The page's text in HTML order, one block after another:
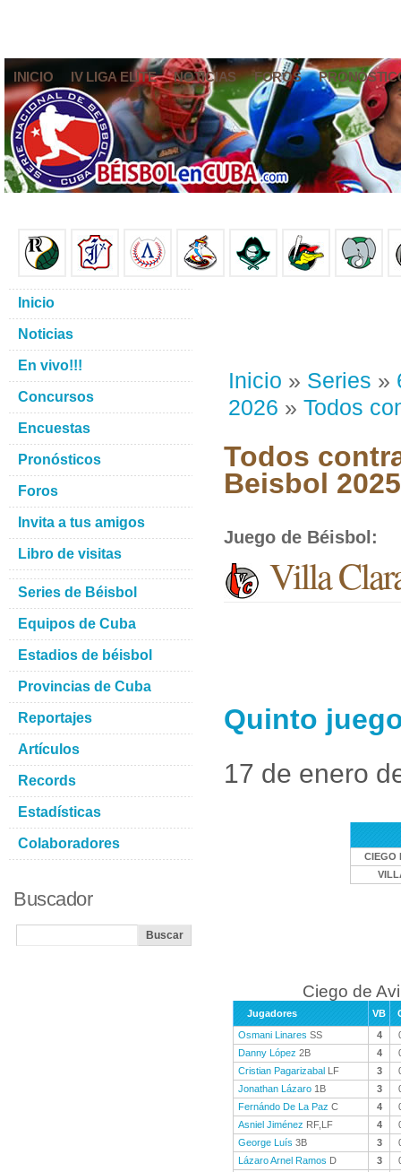
INICIO IV LIGA ELITE NOTICIAS FOROS
Inicio » Series »
2026 » Todos
Todos
Beisbol
Juego de Béisbol :
Villa
Quinto
17 de enero
CIEGO
Ciego de
Jugadores VB
Osmani Linares SS 4
Danny López 2B 4
Cristian Pagarizabal LF 3
Jonathan Lázaro 1B 3
Fernándo De La Paz C 4
Asniel Jiménez RF,LF 4
George Luís 3B 3
Lázaro Arnel Ramos D 3
Inicio
Noticias
En vivo!!!
Concursos
Encuestas
Pronósticos
Foros
Invita a tus amigos
Libro de visitas
Series de Béisbol
Equipos de Cuba
Estadios de béisbol
Provincias de Cuba
Reportajes
Artículos
Records
Estadísticas
Colaboradores
Buscador